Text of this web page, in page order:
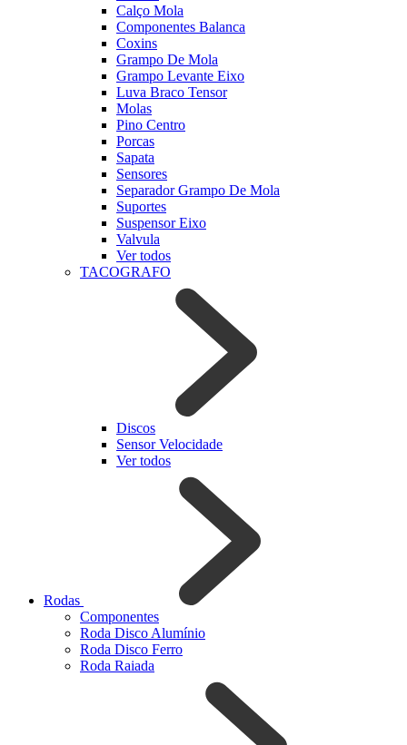
Calço Mola
Componentes Balanca
Coxins
Grampo De Mola
Grampo Levante Eixo
Luva Braco Tensor
Molas
Pino Centro
Porcas
Sapata
Sensores
Separador Grampo De Mola
Suportes
Suspensor Eixo
Valvula
Ver todos
TACOGRAFO
Discos
Sensor Velocidade
Ver todos
Rodas
Componentes
Roda Disco Alumínio
Roda Disco Ferro
Roda Raiada